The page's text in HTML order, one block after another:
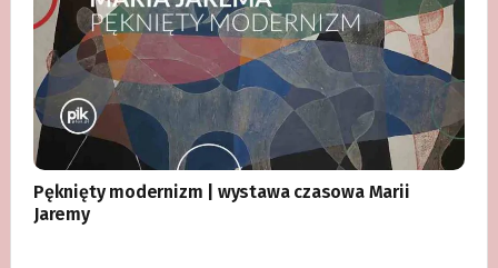
Pęknięty modernizm | wystawa czasowa Marii
Jaremy